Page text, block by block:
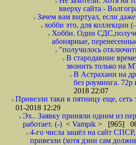
вверху сайта -
Зачем вам виртуал, если
хобби это, для коллекции
Хобби. Один
абонярные,
"получилось
В стародавние
звонить только на
В Астрахани на
без роуминга. 72р
2018 22:07
Привезли таки в пятницу еще,
01-2018 12:29
Эх.. Заявку приняли одним из
работает. (-) < Vampik > [965]
4-го числа зашёл на сайт
привезли (хотя дэни сам